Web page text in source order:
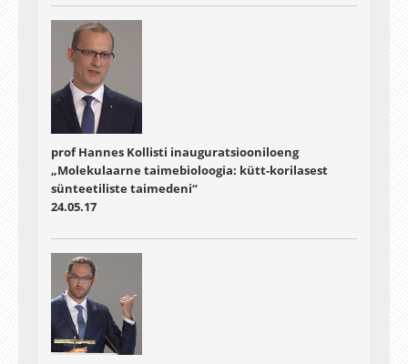
prof Hannes Kollisti inauguratsiooniloeng
„Molekulaarne taimebioloogia: kütt-korilasest
sünteetiliste taimedeni“
24.05.17